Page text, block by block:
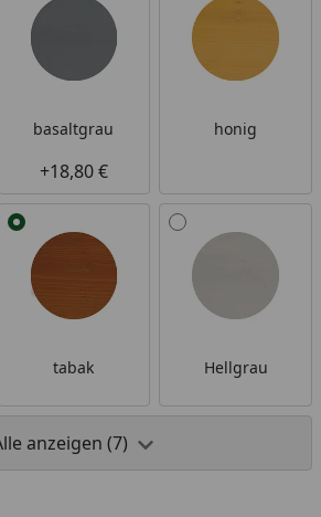
basaltgrau
+18,80 €
honig
tabak Hellgrau
anzeigen (7)